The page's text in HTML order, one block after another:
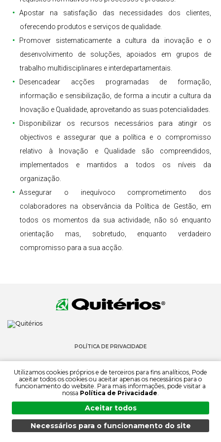
Apostar na satisfação das necessidades dos clientes,
oferecendo produtos e serviços de qualidade.
Promover sistematicamente a cultura da inovação e o
desenvolvimento de soluções, apoiados em grupos de
trabalho multidisciplinares e interdepartamentais.
Desencadear acções programadas de formação,
informação e sensibilização, de forma a incutir a cultura da
Inovação e Qualidade, aproveitando as suas potencialidades.
Disponibilizar os recursos necessários para atingir os
objectivos e assegurar que a política e o compromisso
relativo à Inovação e Qualidade são compreendidos,
implementados e mantidos a todos os níveis da
organização.
Assegurar o inequívoco comprometimento dos
colaboradores na observância da Política de Gestão, em
todos os momentos da sua actividade, não só enquanto
orientação mas, sobretudo, enquanto verdadeiro
compromisso para a sua acção.
POLÍTICA DE PRIVACIDADE
© 2022 QUITÉRIOS
MENU PESQUISA PRODUTOS PT
Utilizamos cookies próprios e de terceiros para fins analíticos, Pode
aceitar todos os cookies ou aceitar apenas os necessários para o
funcionamento do website. Para mais informações, pode visitar a
nossa Política de Privacidade.
Aceitar todos
Necessários para o funcionamento do site